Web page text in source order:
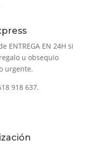
ENTREGA EN 24H si
u obsequio
urgente.
918 637.